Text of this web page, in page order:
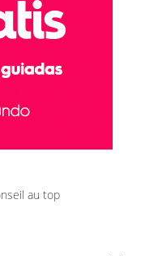
au top